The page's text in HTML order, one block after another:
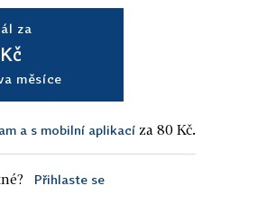
za
měsíce
a s mobilní aplikací za 80 Kč.
Přihlaste se